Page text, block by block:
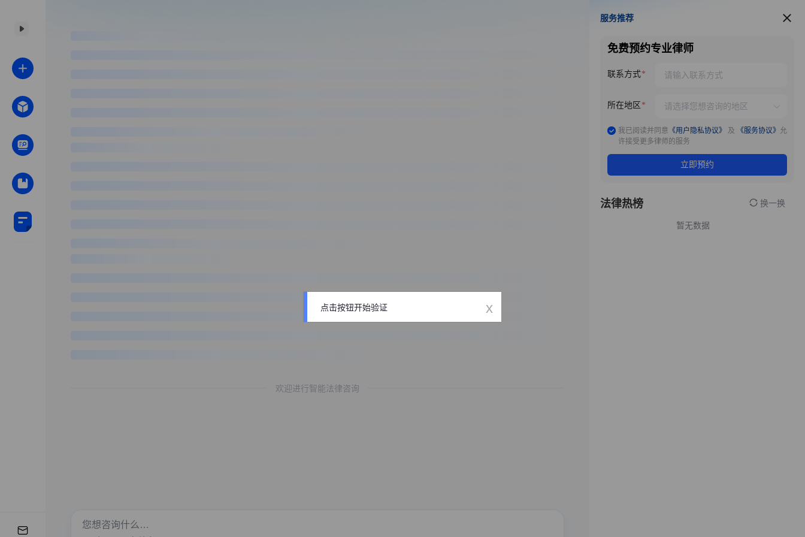
欢迎进行智能法律咨询
服务推荐
服务推荐
免费预约专业律师
联系方式
所在地区
我已阅读并同意 《用户隐私协议》 及 《服务协议》 允
许接受更多律师的服务
立即预约
法律热榜 换一换
暂无数据
点击按钮开始验证 x